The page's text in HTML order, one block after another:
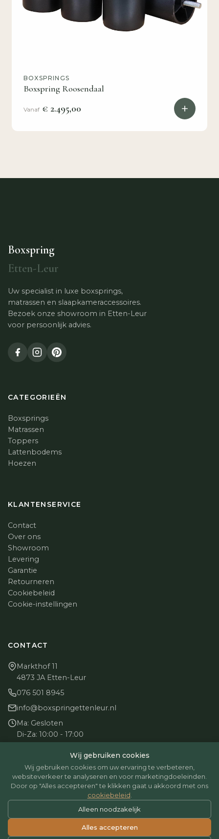
BOXSPRINGS
Boxspring Roosendaal
Vanaf € 2.495,00
Boxspring
Etten-Leur
Uw specialist in luxe boxsprings,
matrassen en slaapkameraccessoires.
Bezoek onze showroom in Etten-Leur
voor persoonlijk advies.
CATEGORIEËN
Boxsprings
Matrassen
Toppers
Lattenbodems
Hoezen
KLANTENSERVICE
Contact
Over ons
Showroom
Levering
Garantie
Retourneren
Cookiebeleid
Cookie-instellingen
CONTACT
Markthof 11
4873 JA Etten-Leur
076 501 8945
info@boxspringettenleur.nl
Ma: Gesloten
Di-Za: 10:00 - 17:00
© 2026 BoxspringEttenLeur. Alle rechten voorbehouden.
Betaalmethoden: iDEAL, Creditcard, Bancontact
Wij gebruiken cookies
Wij gebruiken cookies om uw ervaring te verbeteren,
websiteverkeer te analyseren en voor marketingdoeleinden.
Door op "Alles accepteren" te klikken gaat u akkoord met ons
cookiebeleid
Alleen noodzakelijk
Alles accepteren